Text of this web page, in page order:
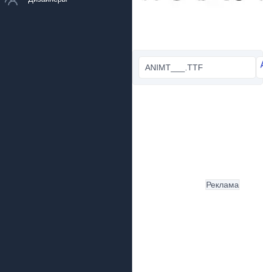
ANIMT___.TTF
Реклама